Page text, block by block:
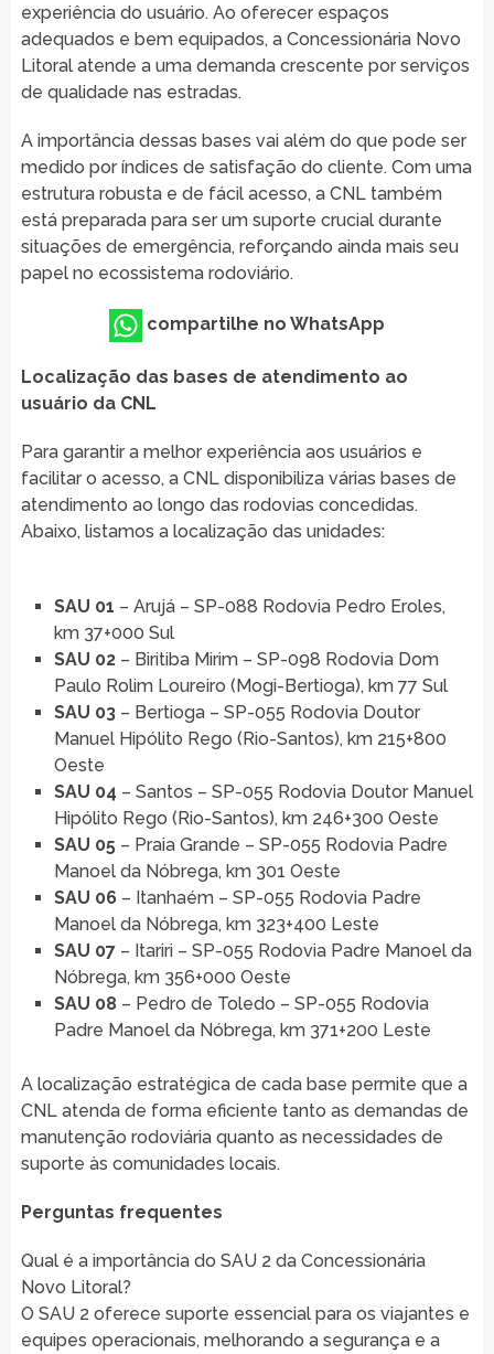
experiência do usuário. Ao oferecer espaços
adequados e bem equipados, a Concessionária Novo
Litoral atende a uma demanda crescente por serviços
de qualidade nas estradas.
A importância dessas bases vai além do que pode ser
medido por índices de satisfação do cliente. Com uma
estrutura robusta e de fácil acesso, a CNL também
está preparada para ser um suporte crucial durante
situações de emergência, reforçando ainda mais seu
papel no ecossistema rodoviário.
compartilhe no WhatsApp
Localização das bases de atendimento ao
usuário da CNL
Para garantir a melhor experiência aos usuários e
facilitar o acesso, a CNL disponibiliza várias bases de
atendimento ao longo das rodovias concedidas.
Abaixo, listamos a localização das unidades:
SAU 01 – Arujá – SP-088 Rodovia Pedro Eroles,
km 37+000 Sul
SAU 02– Biritiba Mirim – SP-098 Rodovia Dom
Paulo Rolim Loureiro (Mogi-Bertioga), km 77 Sul
SAU 03– Bertioga – SP-055 Rodovia Doutor
Manuel Hipólito Rego (Rio-Santos), km 215+800
Oeste
SAU 04 – Santos – SP-055 Rodovia Doutor Manuel
Hipólito Rego (Rio-Santos), km 246+300 Oeste
SAU 05– Praia Grande – SP-055 Rodovia Padre
Manoel da Nóbrega, km 301 Oeste
SAU 06– Itanhaém – SP-055 Rodovia Padre
Manoel da Nóbrega, km 323+400 Leste
SAU 07– Itariri – SP-055 Rodovia Padre Manoel da
Nóbrega, km 356+000 Oeste
SAU 08– Pedro de Toledo – SP-055 Rodovia
Padre Manoel da Nóbrega, km 371+200 Leste
A localização estratégica de cada base permite que a
CNL atenda de forma eficiente tanto as demandas de
manutenção rodoviária quanto as necessidades de
suporte às comunidades locais.
Perguntas frequentes
Qual é a importância do SAU 2 da Concessionária
Novo Litoral?
O SAU 2 oferece suporte essencial para os viajantes e
equipes operacionais, melhorando a segurança e a